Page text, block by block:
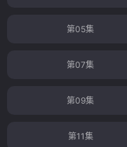
第05集
第07集
第09集
第11集